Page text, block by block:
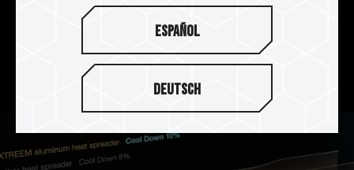
散熱片，提升其質量，熱容量也同步提高，再加貼
高導熱係數的導熱矽膠，加強 PMIC 散熱效果，搭
配可耐酸、抗腐蝕、抗鏽、不導電的陽極表面處
裡，整體達到完美散熱效果。
Español
Deutsch